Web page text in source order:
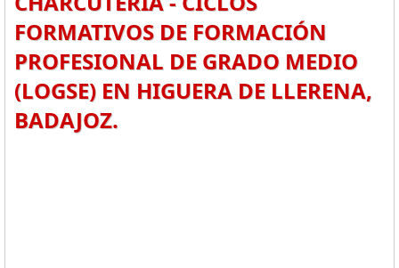
FORMATIVOS DE FORMACIÓN
PROFESIONAL DE GRADO MEDIO
(LOGSE) EN HIGUERA DE LLERENA,
BADAJOZ.